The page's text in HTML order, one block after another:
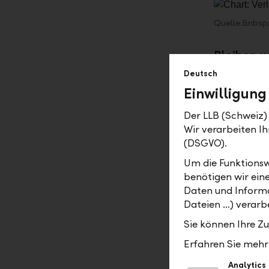
Bleiben
Ein
wächst
China, zu
Deutsch
Der LLB
Wir verarbeiten
(DSGVO).
Um die
benötigen wir
Daten und
Dateien …)
Sie können Ihre
Erfahren Sie
Analytics